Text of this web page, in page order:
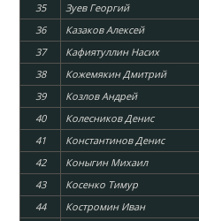
35
Зуев Георгий
36
Казаков Алексей
37
Кафиятуллин Насих
38
Кожемякин Дмитрий
39
Козлов Андрей
40
Колесников Денис
41
Константинов Денис
42
Коныгин Михаил
43
Косенко Тимур
44
Костромин Иван